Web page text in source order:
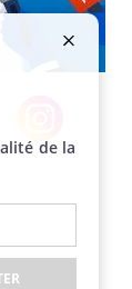
Instagram
de la